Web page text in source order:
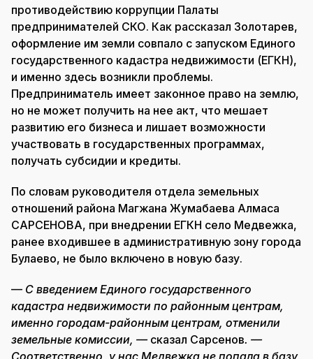
противодействию коррупции Палаты
предпринимателей СКО. Как рассказал Золотарев,
оформление им земли совпало с запуском Единого
государственного кадастра недвижимости (ЕГКН),
и именно здесь возникли проблемы.
Предприниматель имеет законное право на землю,
но не может получить на нее акт, что мешает
развитию его бизнеса и лишает возможности
участвовать в государственных программах,
получать субсидии и кредиты.
По словам руководителя отдела земельных
отношений района Магжана Жумабаева Алмаса
САРСЕНОВА, при внедрении ЕГКН село Медвежка,
ранее входившее в административную зону города
Булаево, не было включено в новую базу.
— С введением Единого государственного
кадастра недвижимости по районным центрам,
именно городам-районным центрам, отменили
земельные комиссии, — сказал Сарсенов. —
Соответственно, у нас Медвежка не попала в базу